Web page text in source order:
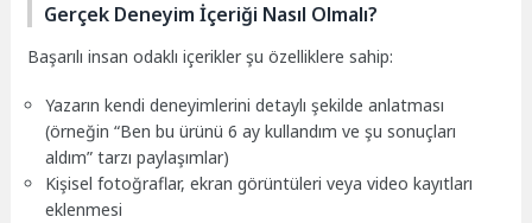
Gerçek Deneyim İçeriği Nasıl Olmalı?
Başarılı insan odaklı içerikler şu özelliklere sahip:
Yazarın kendi deneyimlerini detaylı şekilde anlatması
(örneğin “Ben bu ürünü 6 ay kullandım ve şu sonuçları
aldım” tarzı paylaşımlar)
Kişisel fotoğraflar, ekran görüntüleri veya video kayıtları
eklenmesi